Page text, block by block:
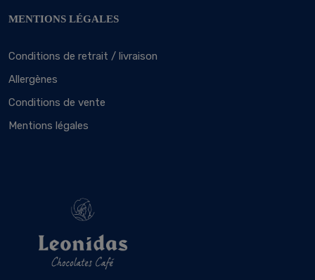
MENTIONS LÉGALES
Conditions de retrait / livraison
Allergènes
Conditions de vente
Mentions légales